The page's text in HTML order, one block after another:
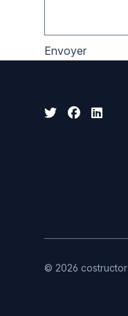
TwitterFacebook
Linkedin
© 2026 costructor